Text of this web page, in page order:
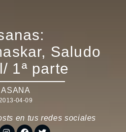
Saludo
1ª parte
ASANA
04-09
en tus redes sociales